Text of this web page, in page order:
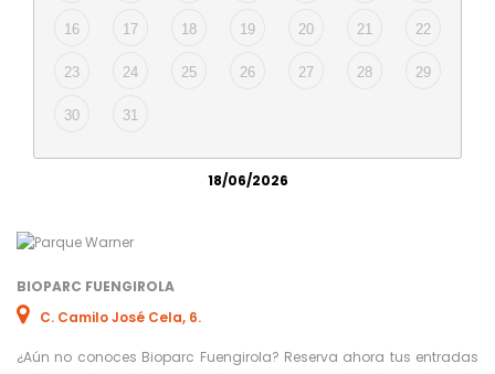
16 17 18 19 20 21 22
23 24 25 26 27 28 29
30 31
18/06/2026
BIOPARC FUENGIROLA
C. Camilo José Cela, 6.
¿Aún no conoces Bioparc Fuengirola? Reserva ahora tus entradas